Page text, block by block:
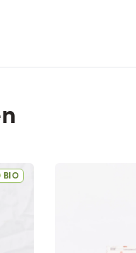
BIO